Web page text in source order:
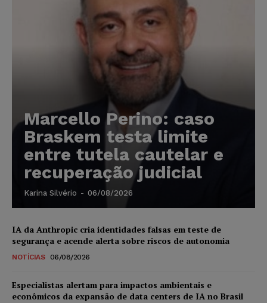
Marcello Perino: caso
Braskem testa limite
entre tutela cautelar e
recuperação judicial
Karina Silvério - 06/08/2026
IA da Anthropic cria identidades falsas em teste de
segurança e acende alerta sobre riscos de autonomia
NOTÍCIAS 06/08/2026
Especialistas alertam para impactos ambientais e
econômicos da expansão de data centers de IA no Brasil